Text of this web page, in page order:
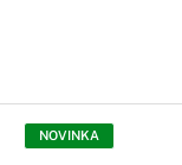
NOVINKA